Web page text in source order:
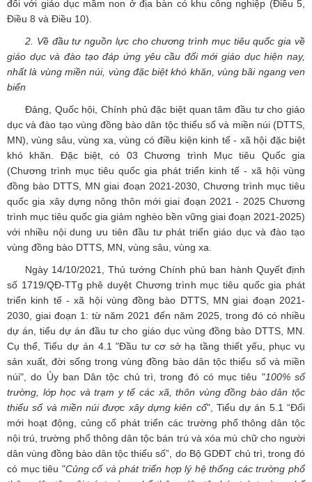
đối với giáo dục mầm non ở địa bàn có khu công nghiệp (Điều 5,
Điều 8 và Điều 10).
2. Về đầu tư nguồn lực cho chương trình mục tiêu quốc gia về
giáo dục và đào tạo đáp ứng yêu cầu đổi mới giáo dục hiện nay,
nhất là vùng miền núi, vùng đặc biệt khó khăn, vùng bãi ngang ven
biển
Đảng, Quốc hội, Chính phủ đặc biệt quan tâm đầu tư cho giáo
dục và đào tạo vùng đồng bào dân tộc thiểu số và miền núi (DTTS,
MN), vùng sâu, vùng xa, vùng có điều kiện kinh tế - xã hội đặc biệt
khó khăn. Đặc biệt, có 03 Chương trình Mục tiêu Quốc gia
(Chương trình mục tiêu quốc gia phát triển kinh tế - xã hội vùng
đồng bào DTTS, MN giai đoạn 2021-2030, Chương trình mục tiêu
quốc gia xây dựng nông thôn mới giai đoạn 2021 - 2025 Chương
trình mục tiêu quốc gia giảm nghèo bền vững giai đoạn 2021-2025)
với nhiều nội dung ưu tiên đầu tư phát triển giáo dục và đào tạo
vùng đồng bào DTTS, MN, vùng sâu, vùng xa.
Ngày 14/10/2021, Thủ tướng Chính phủ ban hành Quyết định
số 1719/QĐ-TTg phê duyệt Chương trình mục tiêu quốc gia phát
triển kinh tế - xã hội vùng đồng bào DTTS, MN giai đoạn 2021-
2030, giai đoạn 1: từ năm 2021 đến năm 2025, trong đó có nhiều
dự án, tiểu dự án đầu tư cho giáo dục vùng đồng bào DTTS, MN.
Cụ thể, Tiểu dự án 4.1 "Đầu tư cơ sở hạ tầng thiết yếu, phục vụ
sản xuất, đời sống trong vùng đồng bào dân tộc thiểu số và miền
núi", do Ủy ban Dân tộc chủ trì, trong đó có mục tiêu "100% số
trường, lớp học và trạm y tế các xã, thôn vùng đồng bào dân tộc
thiểu số và miền núi được xây dựng kiên cố", Tiểu dự án 5.1 “Đổi
mới hoạt động, củng cố phát triển các trường phổ thông dân tộc
nội trú, trường phổ thông dân tộc bán trú và xóa mù chữ cho người
dân vùng đồng bào dân tộc thiểu số”, do Bộ GDĐT chủ trì, trong đó
có mục tiêu "Củng cố và phát triển hợp lý hệ thống các trường phổ